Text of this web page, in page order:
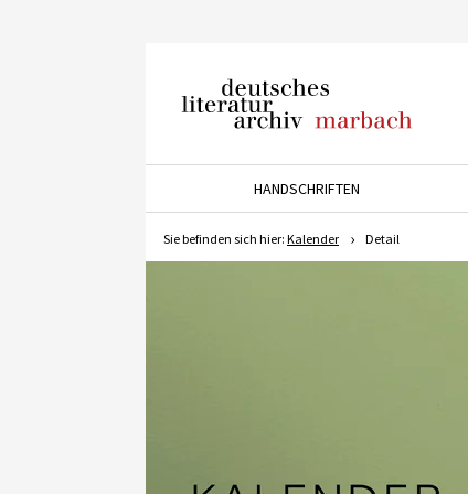
Marbach
HANDSCHRIFTEN
Sie befinden sich hier: Kalender Detail